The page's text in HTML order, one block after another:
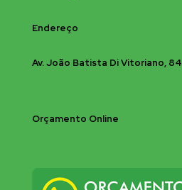
Endereço
Av. João Batista Di Vitoriano, 84
Orçamento Online